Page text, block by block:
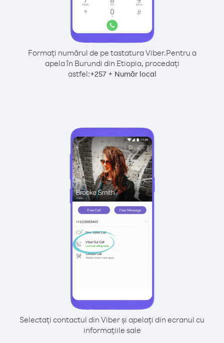
Formați numărul de pe tastatura Viber.Pentru a
apela în Burundi din Etiopia, procedați
astfel:+257+ Număr local
Selectați contactul din Viber și apelați din ecranul cu
informațiile sale